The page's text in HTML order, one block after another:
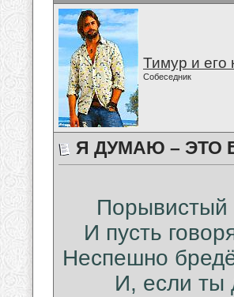
Тимур и его
Собеседник
Я ДУМАЮ – ЭТО
Порывистый
И пусть
Неспешно
И, если ты